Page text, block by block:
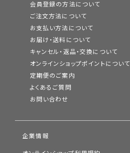
会員登録の方法について
ご注文方法について
お支払い方法について
お届け・送料について
キャンセル・返品・交換について
オンラインショップポイントについて
定期便のご案内
よくあるご質問
お問い合わせ
企業情報